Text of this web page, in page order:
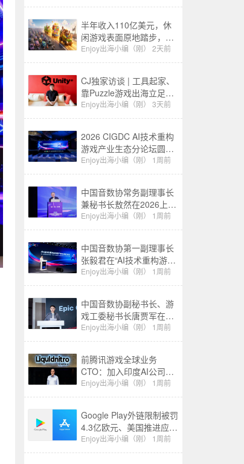
半年收入110亿美元，休
闲游戏表面原地踏步，其
实已经换了一批赢家
Enjoy出海小编（刚） 2天前
CJ独家访谈 | 工具起家、
靠Puzzle游戏出海立足：
千万级下载产品背后的生
意经
Enjoy出海小编（刚） 3天前
2026 CIGDC AI技术重构
游戏产业生态分论坛圆满
举办
Enjoy出海小编（刚） 1周前
中国音数协常务副理事长
兼秘书长敖然在2026上海
游戏产业精英大会上的致
辞
Enjoy出海小编（刚） 1周前
中国音数协第一副理事长
张毅君在“AI技术重构游戏
产业生态”分论坛上的致辞
Enjoy出海小编（刚） 1周前
中国音数协副秘书长、游
戏工委秘书长唐贾军在
2026 CIGDC Epic Games
游戏开发者生态专场上的
Enjoy出海小编（刚） 1周前
前腾讯游戏全球业务
CTO：加入印度AI公司，
已融资1.6亿
Enjoy出海小编（刚） 1周前
Google Play外链限制被罚
4.3亿欧元、美国推进应用
商店开放｜Enjoy出海政策
周报
Enjoy出海小编（刚） 1周前